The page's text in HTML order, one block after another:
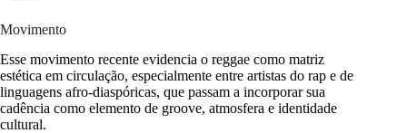
Movimento
Esse movimento recente evidencia o reggae como matriz
estética em circulação, especialmente entre artistas do rap e de
linguagens afro-diaspóricas, que passam a incorporar sua
cadência como elemento de groove, atmosfera e identidade
cultural.